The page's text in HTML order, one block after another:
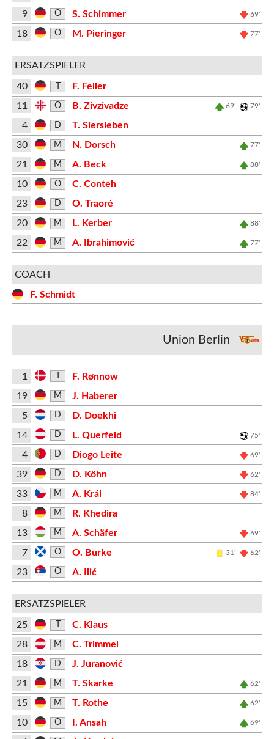
9 O S. Schimmer 69'
18 O M. Pieringer 77'
ERSATZSPIELER
40
F. Feller
11
O B. Zivzivadze 69' 79'
4 D
T. Siersleben
30
M N. Dorsch 77'
21 M A. Beck 88'
10 O
C. Conteh
23
D
O. Traoré
20
M L. Kerber 88'
22 M A. Ibrahimović 77'
COACH
F. Schmidt
Union Berlin
1
F. Rønnow
19
M
J. Haberer
5
D
D. Doekhi
14
D L. Querfeld 75'
4 D Diogo Leite 69'
39 D D. Köhn 62'
33 M A. Král 84'
8 M
R. Khedira
13
M A. Schäfer 69'
7 O O. Burke 31' 62'
23 O A. Ilić
ERSATZSPIELER
25
C. Klaus
28
M
C. Trimmel
18
D
J. Juranović
21
M T. Skarke 62'
15 M T. Rothe 62'
10 O I. Ansah 69'